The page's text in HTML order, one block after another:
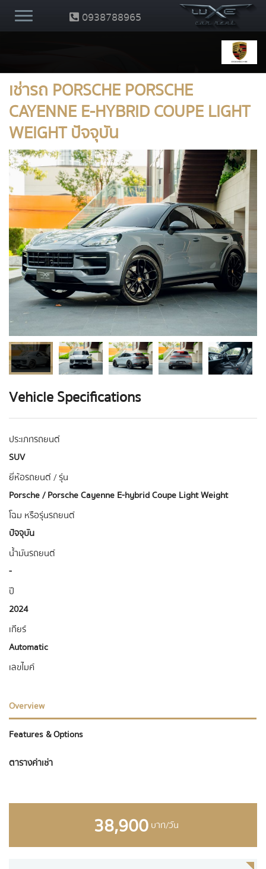
0938788965
เช่ารถ PORSCHE PORSCHE
CAYENNE E-HYBRID COUPE LIGHT
WEIGHT ปัจจุบัน
Vehicle Specifications
ประเภทรถยนต์
SUV
ยี่ห้อรถยนต์ / รุ่น
Porsche / Porsche Cayenne E-hybrid Coupe Light Weight
โฉม หรือรุ่นรถยนต์
ปัจจุบัน
น้ำมันรถยนต์
-
ปี
2024
เกียร์
Automatic
เลขไมค์
Overview
Features & Options
ตารางค่าเช่า
38,900บาท/วัน